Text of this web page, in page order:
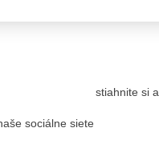
sociálne siete
stiahnite si